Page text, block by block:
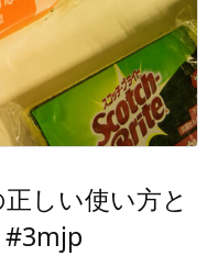
しい使い方と
#3mjp